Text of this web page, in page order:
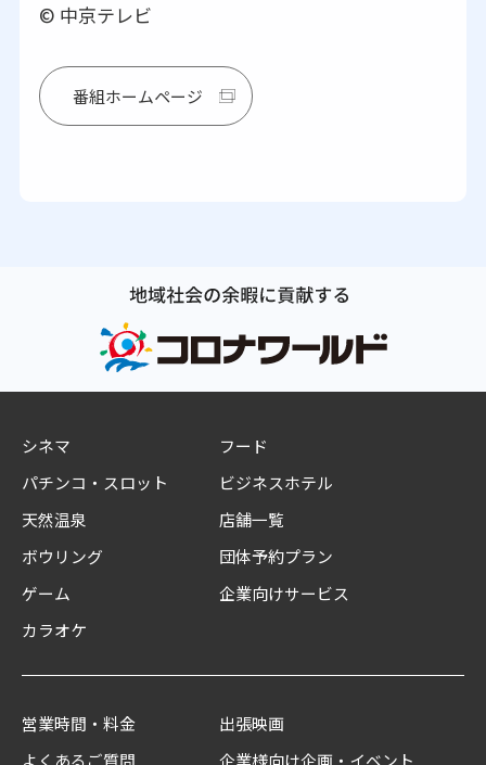
© 中京テレビ
番組ホームページ
シネマ
パチンコ・スロット
天然温泉
ボウリング
ゲーム
カラオケ
フード
ビジネスホテル
店舗一覧
団体予約プラン
企業向けサービス
営業時間・料金
出張映画